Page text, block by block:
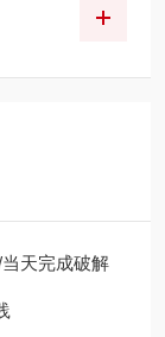
天完成破解